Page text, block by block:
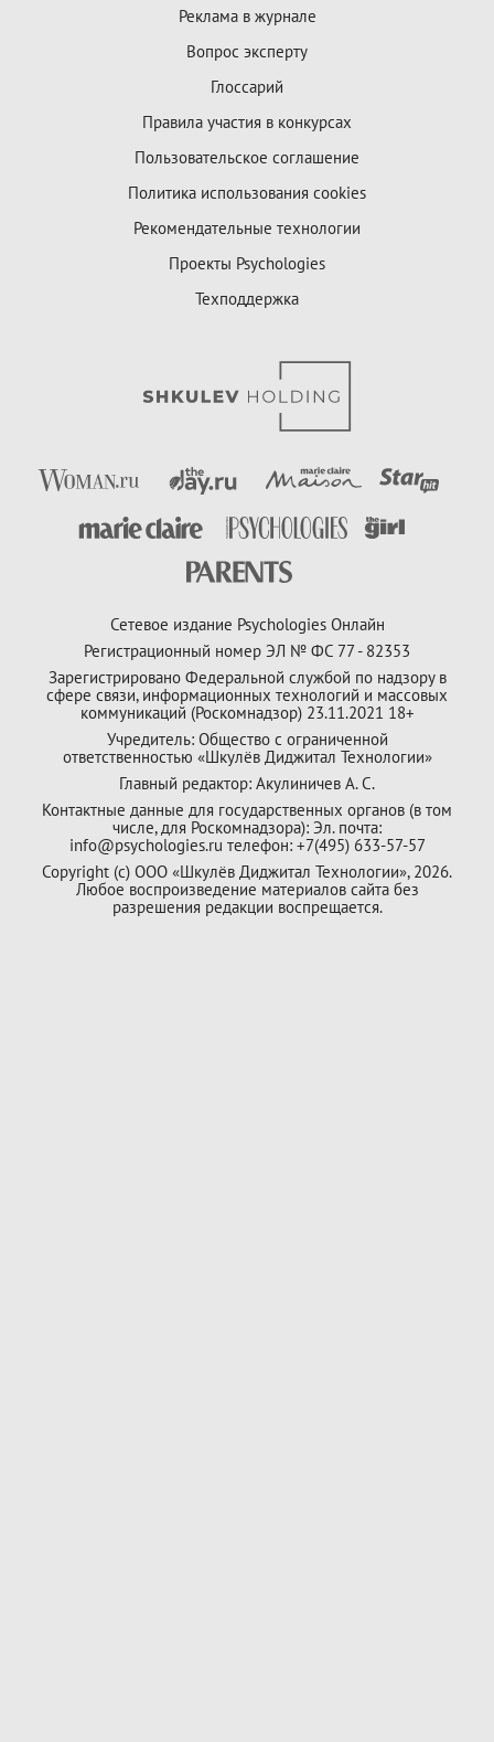
Реклама в журнале
Вопрос эксперту
Глоссарий
Правила участия в конкурсах
Пользовательское соглашение
Политика использования cookies
Рекомендательные технологии
Проекты Psychologies
Техподдержка
Сетевое издание Psychologies Онлайн
Регистрационный номер ЭЛ № ФС 77 - 82353
Зарегистрировано Федеральной службой по надзору в
сфере связи, информационных технологий и массовых
коммуникаций (Роскомнадзор) 23.11.2021 18+
Учредитель: Общество с ограниченной
ответственностью «Шкулёв Диджитал Технологии»
Главный редактор: Акулиничев А. С.
Контактные данные для государственных органов (в том
числе, для Роскомнадзора): Эл. почта:
info@psychologies.ru телефон: +7(495) 633-57-57
Copyright (с) ООО «Шкулёв Диджитал Технологии», 2026.
Любое воспроизведение материалов сайта без
разрешения редакции воспрещается.